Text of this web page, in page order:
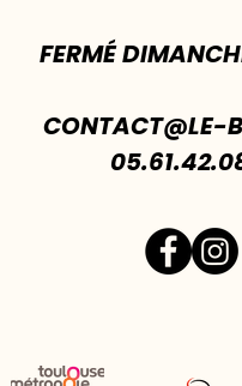
FERMÉ
CONTACT@LE-